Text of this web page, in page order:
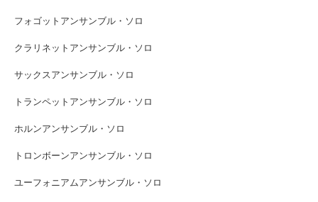
フォゴットアンサンブル・ソロ
クラリネットアンサンブル・ソロ
サックスアンサンブル・ソロ
トランペットアンサンブル・ソロ
ホルンアンサンブル・ソロ
トロンボーンアンサンブル・ソロ
ユーフォニアムアンサンブル・ソロ